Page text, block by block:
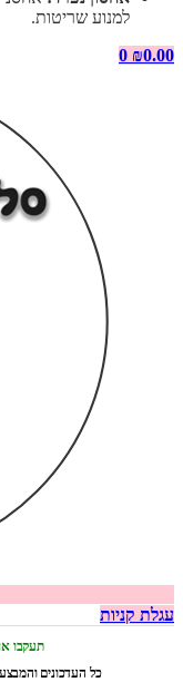
למנוע שריטות.
₪0.00
0
עגלת קניות
תעקבו
כל העדכונים